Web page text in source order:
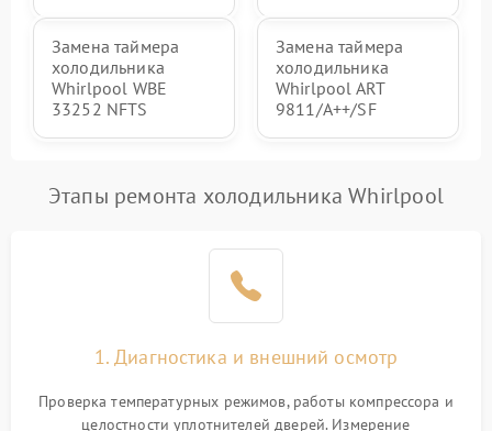
Замена таймера
холодильника
Whirlpool WBE
33252 NFTS
Замена таймера
холодильника
Whirlpool ART
9811/A++/SF
Этапы ремонта холодильника Whirlpool
1. Диагностика и внешний осмотр
Проверка температурных режимов, работы компрессора и
целостности уплотнителей дверей. Измерение